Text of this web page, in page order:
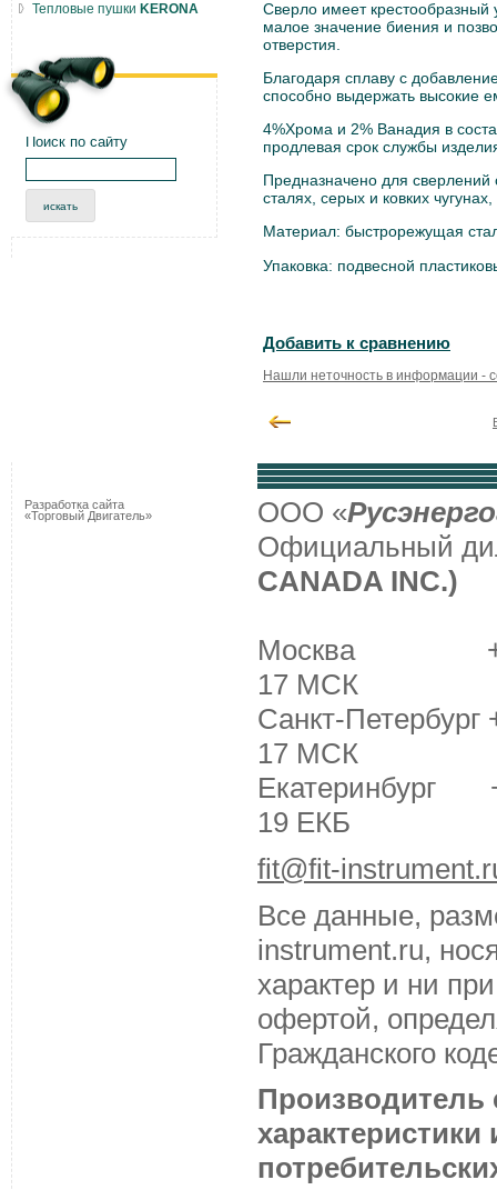
Сверло имеет крестообразный
малое значение биения и
отверстия.
Благодаря сплаву с
способно выдержать высокие
4%Хрома и 2% Ванадия в
продлевая срок службы
Предназначено для сверлений
сталях, серых и ковких
Материал: быстрорежущая
Упаковка: подвесной
Добавить к сравнению
Нашли неточность в информации -
Тепловые пушки KERONA
Поиск по сайту
Разработка сайта
«Торговый Двигатель»
ООО «
Официальный
CANADA INC.)
Москва +7
17 МСК
Санкт-
17 МСК
Екатеринбург
19 ЕКБ
fit@fit-
Все данные,
instrument.ru,
характер и ни
офертой,
Гражданского
Производитель